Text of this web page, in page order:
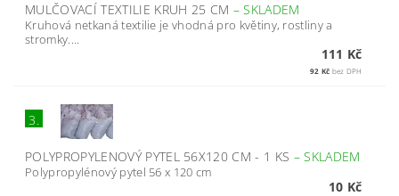
MULČOVACÍ TEXTILIE KRUH 25 CM –SKLADEM
Kruhová netkaná textilie je vhodná pro květiny, rostliny a
stromky....
111 Kč
92 Kč bez DPH
3.
POLYPROPYLENOVÝ PYTEL 56X120 CM - 1 KS –SKLADEM
Polypropylénový pytel 56 x 120 cm
10 Kč